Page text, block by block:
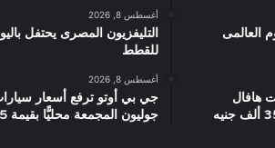
العالمى
هافال
أغسطس 8, 2026
التليفزيون المصرى يحتفل
للقطط
أغسطس 8, 2026
جي بي أوتو ترفع أسعار
جوليون المجمعة محليًّا بقيمة 35 ألف جنيه